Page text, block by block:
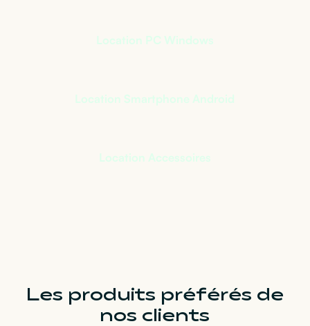
Location PC Windows
Location Smartphone Android
Location Accessoires
Les produits préférés de
nos clients